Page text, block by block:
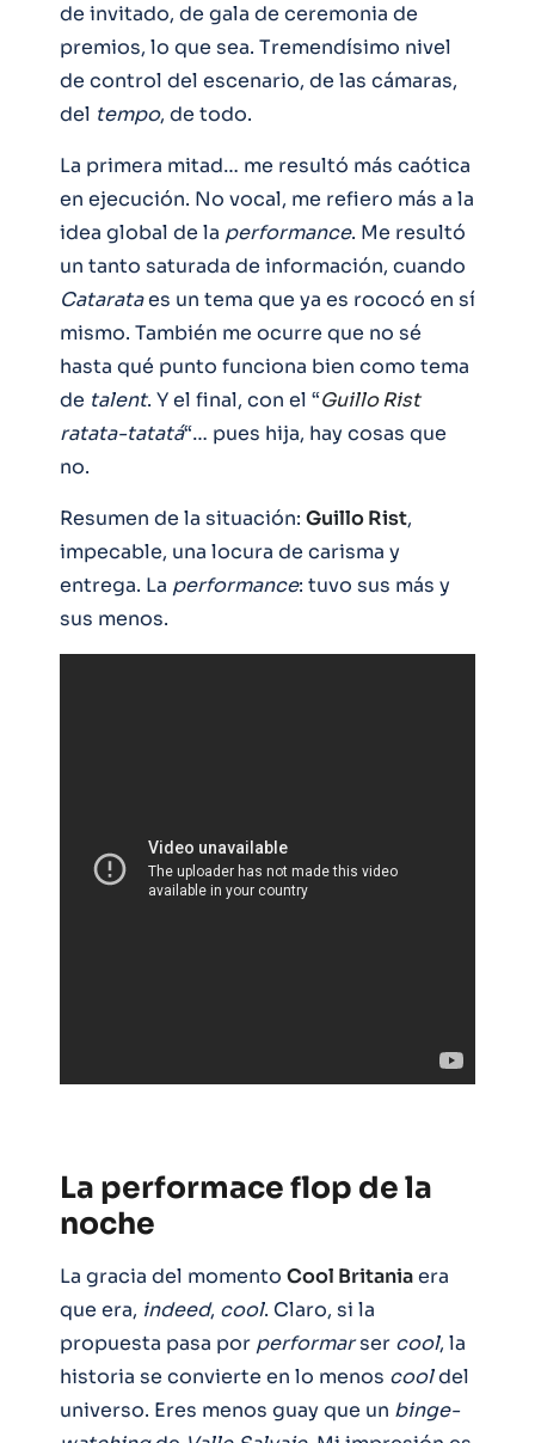
de invitado, de gala de ceremonia de
premios, lo que sea. Tremendísimo nivel
de control del escenario, de las cámaras,
del tempo, de todo.
La primera mitad… me resultó más caótica
en ejecución. No vocal, me refiero más a la
idea global de la performance. Me resultó
un tanto saturada de información, cuando
Catarataes un tema que ya es rococó en sí
mismo. También me ocurre que no sé
hasta qué punto funciona bien como tema
de talent. Y el final, con el “GuilloRist
ratata-tatatá“… pues hija, hay cosas que
no.
Resumen de la situación: Guillo Rist,
impecable, una locura de carisma y
entrega. La performance: tuvo sus más y
sus menos.
La performace flop de la
noche
La gracia del momento Cool Britaniaera
que era, indeed, cool. Claro, si la
propuesta pasa por performarser cool, la
historia se convierte en lo menos cooldel
universo. Eres menos guay que un binge-